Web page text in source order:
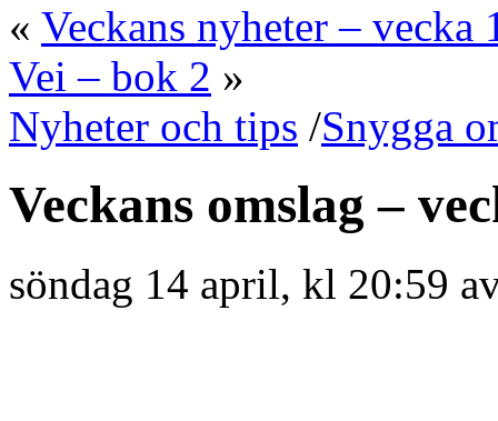
« Veckans nyheter – vecka
Vei – bok 2 »
Nyheter och tips /Snygga
Veckans omslag –
söndag 14 april, kl 20:59